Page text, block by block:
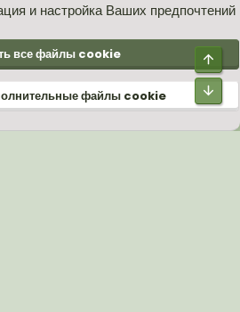
® © 2010-2026 XenForo Ltd.
и настройка Ваших предпочтений
все файлы cookie
файлы cookie